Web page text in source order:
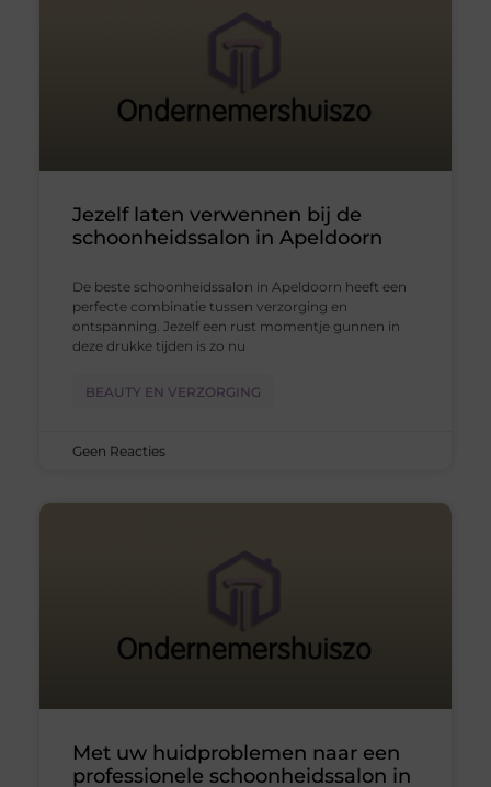
Jezelf laten verwennen bij de
schoonheidssalon in Apeldoorn
De beste schoonheidssalon in Apeldoorn heeft een
perfecte combinatie tussen verzorging en
ontspanning. Jezelf een rust momentje gunnen in
deze drukke tijden is zo nu
BEAUTY EN VERZORGING
Geen Reacties
Met uw huidproblemen naar een
professionele schoonheidssalon in